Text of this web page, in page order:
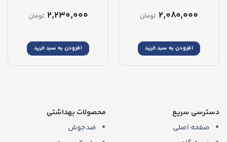
Serum
۲,۰۸۰,۰۰۰ تومان
افزودن به سبد خرید
۲,۲۳۰,۰۰۰ تومان
افزودن به سبد خرید
دسترسی سریع
صفحه اصلی
محصولات بهداشتی
ضدجوش